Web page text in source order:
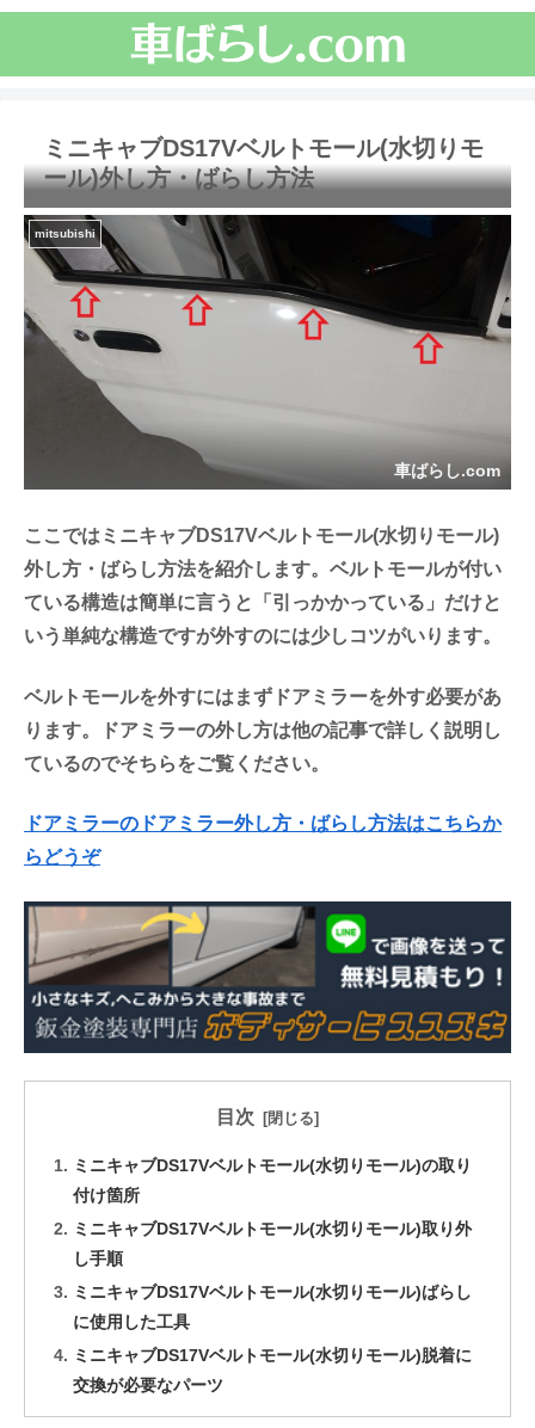
ミニキャブDS17Vベルトモール(水切りモ
ール)外し方・ばらし方法
mitsubishi
車ばらし.com
ここではミニキャブDS17Vベルトモール(水切りモール)
外し方・ばらし方法を紹介します。ベルトモールが付い
ている構造は簡単に言うと「引っかかっている」だけと
いう単純な構造ですが外すのには少しコツがいります。
ベルトモールを外すにはまずドアミラーを外す必要があ
ります。ドアミラーの外し方は他の記事で詳しく説明し
ているのでそちらをご覧ください。
ドアミラーのドアミラー外し方・ばらし方法はこちらか
らどうぞ
目次
ミニキャブDS17Vベルトモール(水切りモール)の取り
付け箇所
ミニキャブDS17Vベルトモール(水切りモール)取り外
し手順
ミニキャブDS17Vベルトモール(水切りモール)ばらし
に使用した工具
ミニキャブDS17Vベルトモール(水切りモール)脱着に
交換が必要なパーツ